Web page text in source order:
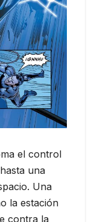
el control
una
Una
la estación
contra la